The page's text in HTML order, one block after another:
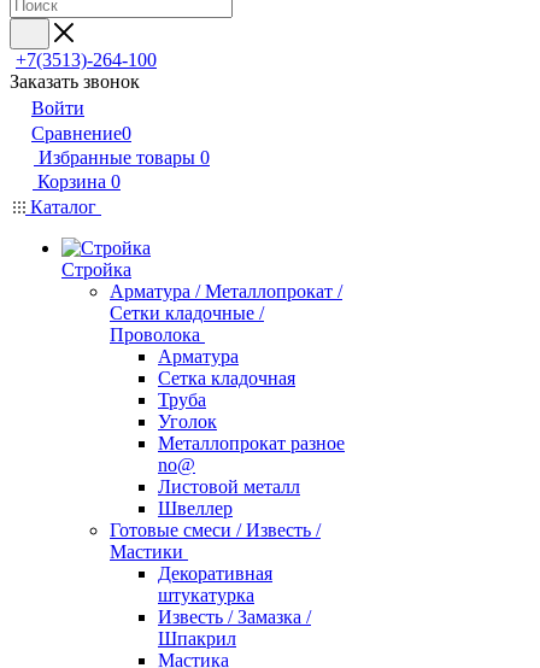
+7(3513)-264-100
Заказать звонок
Войти
Сравнение0
Избранные товары 0
Корзина 0
Каталог
Стройка
Арматура / Металлопрокат /
Сетки кладочные /
Проволока
Арматура
Сетка кладочная
Труба
Уголок
Металлопрокат разное
no@
Листовой металл
Швеллер
Готовые смеси / Известь /
Мастики
Декоративная
штукатурка
Известь / Замазка /
Шпакрил
Мастика